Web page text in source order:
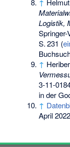
↑
Logistik,
Springer-
S.231 (
↑
3-11-
in der
↑
April